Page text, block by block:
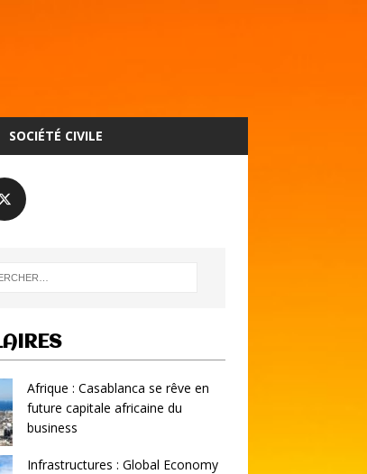
SOCIÉTÉ CIVILE
Afrique : Casablanca se rêve en
future capitale africaine du
business
Infrastructures : Global Economy